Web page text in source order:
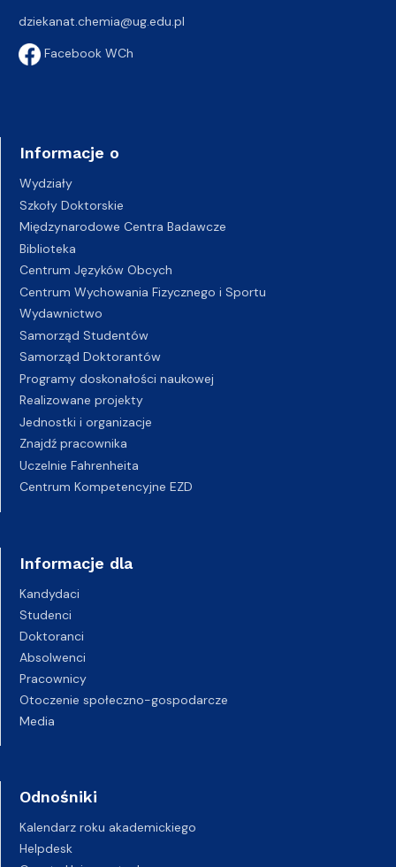
dziekanat.chemia@ug.edu.pl
Facebook WCh
Informacje o
Wydziały
Szkoły Doktorskie
Międzynarodowe Centra Badawcze
Biblioteka
Centrum Języków Obcych
Centrum Wychowania Fizycznego i Sportu
Wydawnictwo
Samorząd Studentów
Samorząd Doktorantów
Programy doskonałości naukowej
Realizowane projekty
Jednostki i organizacje
Znajdź pracownika
Uczelnie Fahrenheita
Centrum Kompetencyjne EZD
Informacje dla
Kandydaci
Studenci
Doktoranci
Absolwenci
Pracownicy
Otoczenie społeczno-gospodarcze
Media
Odnośniki
Kalendarz roku akademickiego
Helpdesk